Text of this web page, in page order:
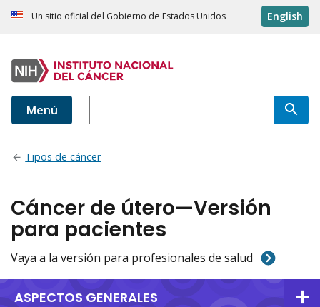
Un sitio oficial del Gobierno de Estados Unidos English
Menú
Tipos de cáncer
Cáncer de útero—Versión
para pacientes
Vaya a la versión para profesionales de salud
ASPECTOS GENERALES